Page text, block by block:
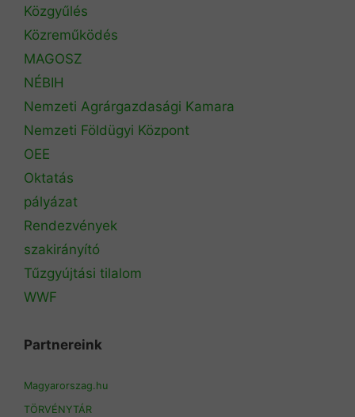
Közgyűlés
Közreműködés
MAGOSZ
NÉBIH
Nemzeti Agrárgazdasági Kamara
Nemzeti Földügyi Központ
OEE
Oktatás
pályázat
Rendezvények
szakirányító
Tűzgyújtási tilalom
WWF
Partnereink
Magyarorszag.hu
TÖRVÉNYTÁR